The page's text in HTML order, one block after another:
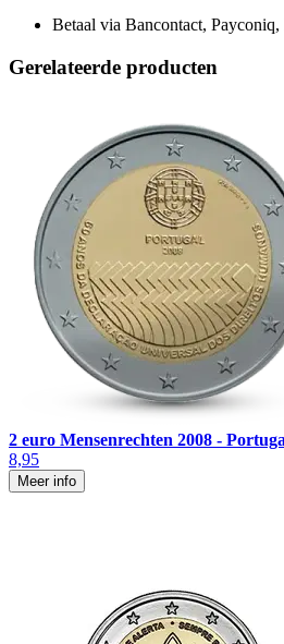
Betaal via Bancontact,
Gerelateerde producten
2 euro Mensenrechten 2008 -
8,95
Meer info